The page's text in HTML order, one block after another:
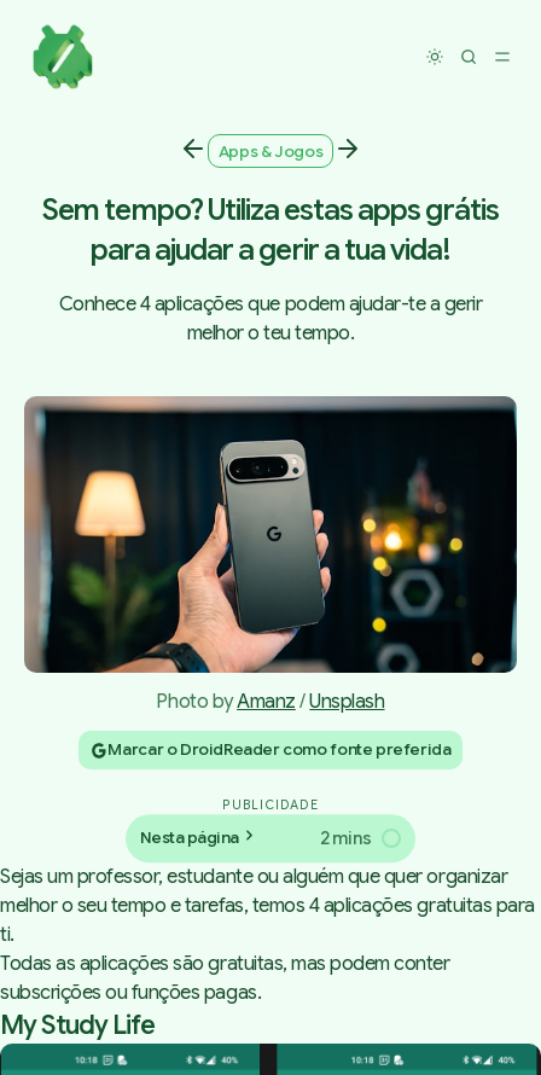
Toggle
Apps & Jogos
Sem tempo? Utiliza estas apps grátis
para ajudar a gerir a tua vida!
Conhece 4 aplicações que podem ajudar-te a gerir
melhor o teu tempo.
Photo by Amanz / Unsplash
Marcar o DroidReader como fonte preferida
PUBLICIDADE
Nesta página 2 mins
Sejas um professor, estudante ou alguém que quer organizar
melhor o seu tempo e tarefas, temos 4 aplicações gratuitas para
ti.
Todas as aplicações são gratuitas, mas podem conter
subscrições ou funções pagas.
My Study Life